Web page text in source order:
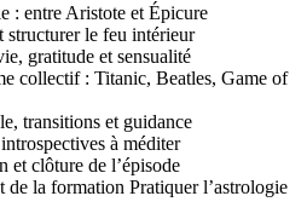
: entre Aristote et Épicure
le feu intérieur
gratitude et sensualité
collectif : Titanic, Beatles, Game of
transitions et guidance
à méditer
clôture de l’épisode
la formation Pratiquer l’astrologie